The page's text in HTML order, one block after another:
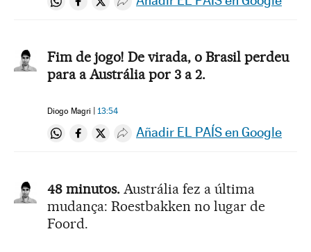
Compartir en Whatsapp
Compartir en Facebook
Compartir en Twitter
Desplegar Redes Sociales
Fim de jogo! De virada, o Brasil perdeu
para a Austrália por 3 a 2.
Diogo Magri 13:54
Compartir en Whatsapp
Compartir en Facebook
Compartir en Twitter
Desplegar Redes Sociales
Añadir EL PAÍS en Google
48 minutos. Austrália fez a última
mudança: Roestbakken no lugar de
Foord.